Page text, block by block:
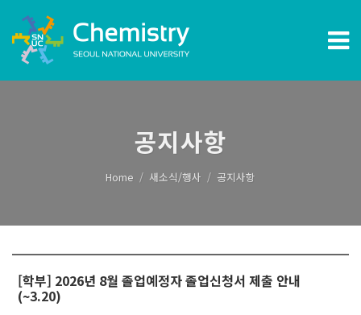
공지사항
Home 새소식/행사 공지사항
[학부] 2026년 8월 졸업예정자 졸업신청서 제출 안내
(~3.20)